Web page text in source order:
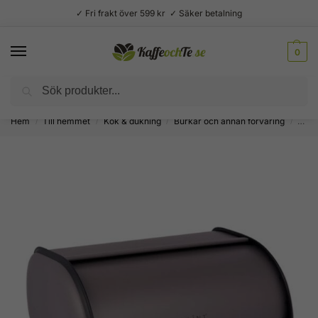
✓ Fri frakt över 599 kr ✓ Säker betalning
0
Välsmakande vardagslyx –
Hem / Till hemmet / Kök & dukning / Burkar och annan förvaring /